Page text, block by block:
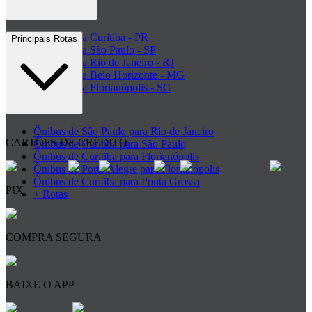
Ônibus para Curitiba - PR
Ônibus para São Paulo - SP
Ônibus para Rio de Janeiro - RJ
Ônibus para Belo Horizonte - MG
Ônibus para Florianópolis - SC
Principais Rotas
Ônibus de São Paulo para Rio de Janeiro
Ônibus de Curitiba para São Paulo
Ônibus de Curitiba para Florianópolis
Ônibus de Porto Alegre para Florianópolis
Ônibus de Curitiba para Ponta Grossa
+ Rotas
CARTÕES DE CRÉDITO
PIX
COMPRA SEGURA
BAIXE O APP